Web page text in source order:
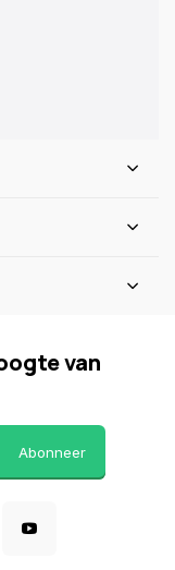
van
Abonneer